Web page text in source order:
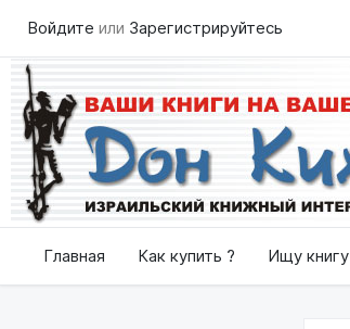
Войдите или Зарегистрируйтесь
Главная Как купить ? Ищу книгу